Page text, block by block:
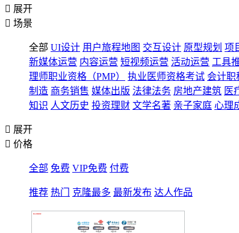
 展开
 场景
全部 UI设计 用户旅程地图 交互设计 原型规划 项
新媒体运营 内容运营 短视频运营 活动运营 工具
理师职业资格（PMP）
执业医师资格考试 会计职
制造 商务销售 媒体出版 法律法务 房地产建筑 医
知识 人文历史 投资理财 文学名著 亲子家庭 心理
 展开
 价格
全部 免费 VIP免费 付费
推荐 热门 克隆最多 最新发布 达人作品